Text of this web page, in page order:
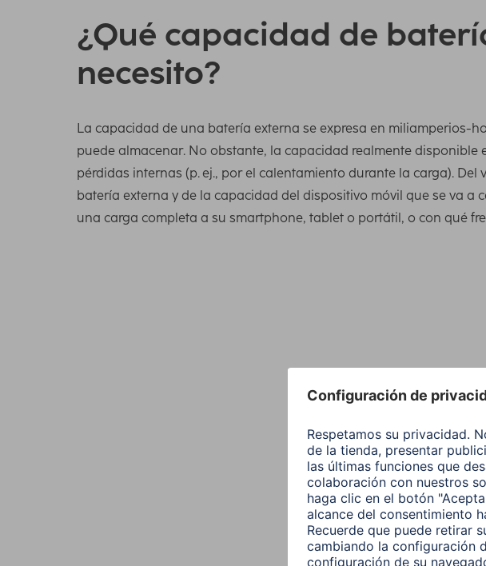
¿Qué capacidad de
necesito?
La capacidad de una batería externa se expresa en miliamperios-
puede almacenar. No obstante, la capacidad realmente disponible
pérdidas internas (p. ej., por el calentamiento durante la carga). Del
batería externa y de la capacidad del dispositivo móvil que se va a
una carga completa a su smartphone, tablet o portátil, o con qué
pequeña, que quepa en cualquier bolsillo de pantalón y esté
Ver todas las baterías externas de 5000 mAh
Una batería externa de 10 000 mAh basta para aportar una carga
y 4 veces. De este modo, tras cada carga del teléfono móvil no
. En el caso de muchas tablets y algunos portátiles
única carga. Infórmese en el manual sobre la capacidad de carga
externas de este tamaño de Hama cuentan con varios puntos de